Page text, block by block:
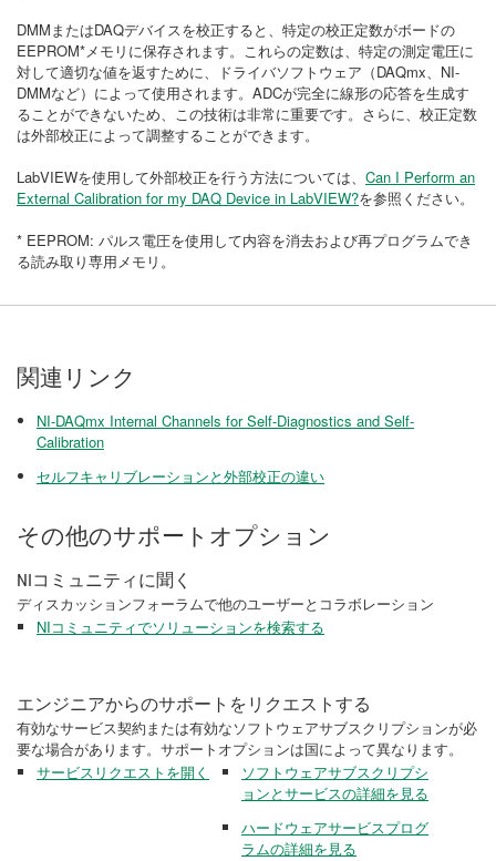
DMMまたはDAQデバイスを校正すると、特定の校正定数がボードの
EEPROM*メモリに保存されます。これらの定数は、特定の測定電圧に
対して適切な値を返すために、ドライバソフトウェア（DAQmx、NI-
DMMなど）によって使用されます。ADCが完全に線形の応答を生成す
ることができないため、この技術は非常に重要です。さらに、校正定数
は外部校正によって調整することができます。
LabVIEWを使用して外部校正を行う方法については、 Can I Perform an
External Calibration for my DAQ Device in LabVIEW?を参照ください。
* EEPROM: パルス電圧を使用して内容を消去および再プログラムでき
る読み取り専用メモリ。
関連リンク
NI-DAQmx Internal Channels for Self-Diagnostics and Self-
Calibration​
セルフキャリブレーションと外部校正の違い
その他のサポートオプション
NIコミュニティに聞く
ディスカッションフォーラムで他のユーザーとコラボレーション
NIコミュニティでソリューションを検索する
エンジニアからのサポートをリクエストする
有効なサービス契約または有効なソフトウェアサブスクリプションが必
要な場合があります。サポートオプションは国によって異なります。
サービスリクエストを開く
ソフトウェアサブスクリプシ
ョンとサービスの詳細を見る
ハードウェアサービスプログ
ラムの詳細を見る